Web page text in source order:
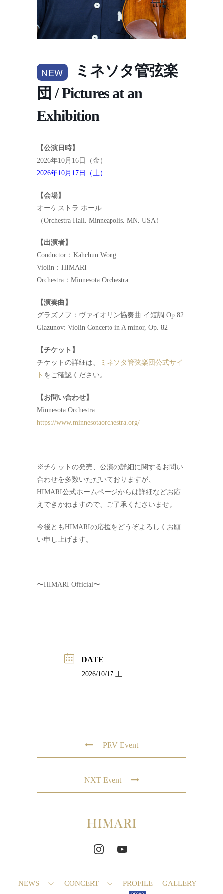
NEW
ミネソタ管弦楽
団 / Pictures at an
Exhibition
【公演日時】
2026年10月16日（金）
2026年10月17日（土）
【会場】
オーケストラ ホール
（Orchestra Hall, Minneapolis, MN, USA）
【出演者】
Conductor：Kahchun Wong
Violin：HIMARI
Orchestra：Minnesota Orchestra
【演奏曲】
グラズノフ：ヴァイオリン協奏曲 イ短調 Op.82
Glazunov: Violin Concerto in A minor, Op. 82
【チケット】
チケットの詳細は、
ミネソタ管弦楽団公式サイ
ト をご確認ください。
【お問い合わせ】
Minnesota Orchestra
https://www.minnesotaorchestra.org/
※チケットの発売、公演の詳細に関するお問い
合わせを多数いただいておりますが、
HIMARI公式ホームページからは詳細などお応
えできかねますので、ご了承くださいませ。
今後ともHIMARIの応援をどうぞよろしくお願
い申し上げます。
〜HIMARI Official〜
DATE
2026/10/17 土
PRV Event
NXT Event
NEWS CONCERT PROFILE GALLERY